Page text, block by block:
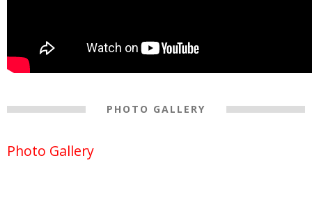
PHOTO GALLERY
Photo Gallery